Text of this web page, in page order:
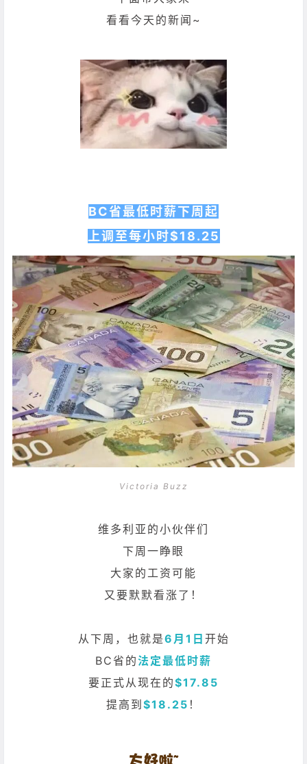
看看今天的新闻~
BC省最低时薪下周起
上调至每小时$18.25
Victoria Buzz
维多利亚的小伙伴们
下周一睁眼
大家的工资可能
又要默默看涨了！
从下周，也就是6月1日 开始
BC省的法定最低时薪
要正式从现在的$17.85
提高到$18.25 ！